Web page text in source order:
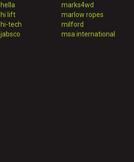
hella
hi lift
hi-tech
jabsco
marks4wd
marlow ropes
milford
msa international